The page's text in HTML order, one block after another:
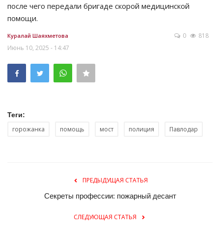
после чего передали бригаде скорой медицинской
помощи.
Куралай Шаяхметова
Июнь 10, 2025 - 14:47
0 818
Теги:
горожанка помощь мост полиция Павлодар
ПРЕДЫДУЩАЯ СТАТЬЯ
Секреты профессии: пожарный десант
СЛЕДУЮЩАЯ СТАТЬЯ